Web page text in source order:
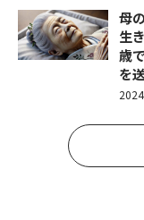
母
生
歳
を